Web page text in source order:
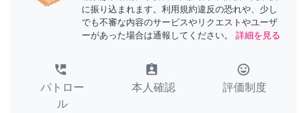
に振り込まれます。利用規約違反の恐れや、少し
でも不審な内容のサービスやリクエストやユーザ
ーがあった場合は通報してください。
詳細を見る
perm_phone_msg
パトロー
ル
assignment_ind
本人確認
tag_faces
評価制度